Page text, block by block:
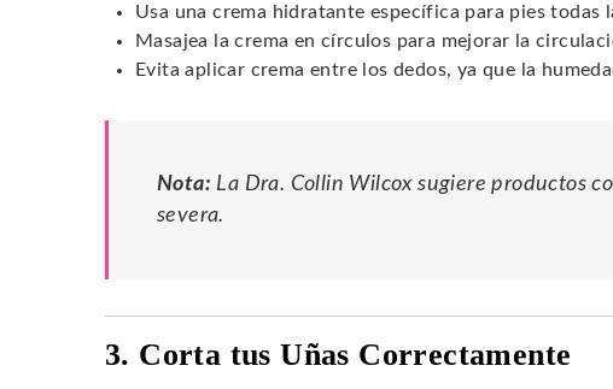
Usa una crema hidratante específica para pies todas
Masajea la crema en círculos para mejorar la
Evita aplicar crema entre los dedos, ya que la
Nota: La Dra. Collin Wilcox sugiere productos
severa.
3. Corta tus Uñas Correctamente